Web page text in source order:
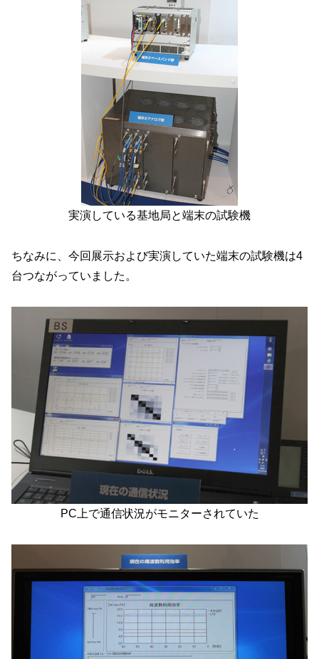
実演している基地局と端末の試験機
ちなみに、今回展示および実演していた端末の試験機は4
台つながっていました。
PC上で通信状況がモニターされていた